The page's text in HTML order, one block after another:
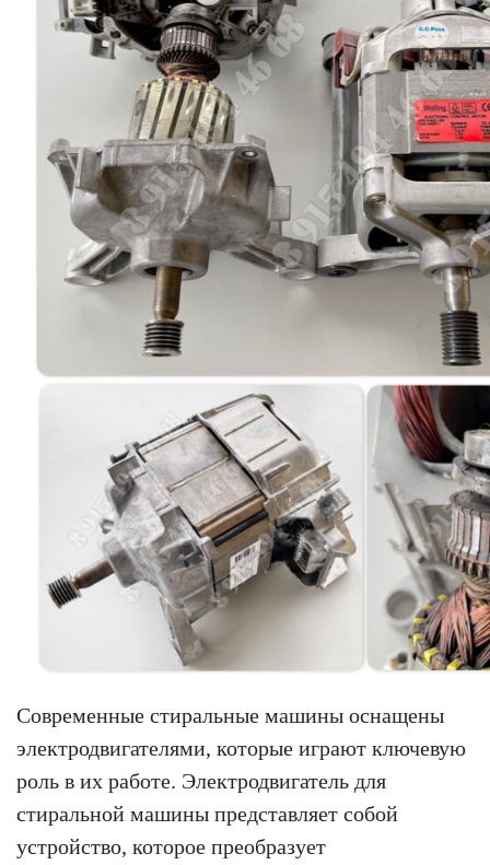
Современные стиральные машины оснащены
электродвигателями, которые играют ключевую
роль в их работе. Электродвигатель для
стиральной машины представляет собой
устройство, которое преобразует